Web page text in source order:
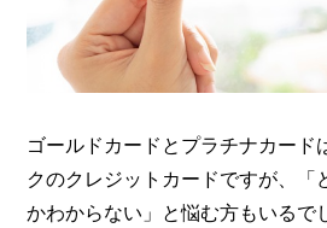
ゴールドカードとプラチナカード
クのクレジットカードですが、「
かわからない」と悩む方もいるで